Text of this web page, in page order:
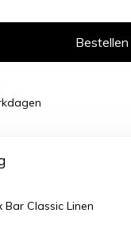
Bestellen
Classic Linen